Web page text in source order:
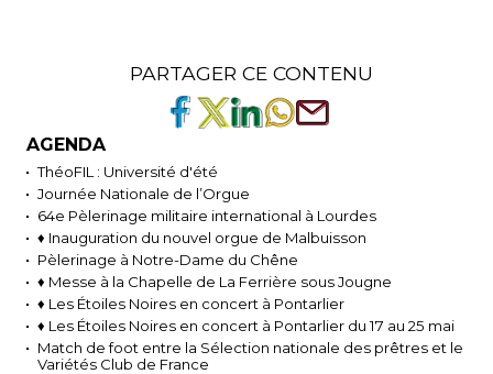
PARTAGER CE CONTENU
AGENDA
ThéoFIL : Université d'été
Journée Nationale de l’Orgue
64e Pèlerinage militaire international à Lourdes
♦ Inauguration du nouvel orgue de Malbuisson
Pèlerinage à Notre-Dame du Chêne
♦ Messe à la Chapelle de La Ferrière sous Jougne
♦ Les Étoiles Noires en concert à Pontarlier
♦ Les Étoiles Noires en concert à Pontarlier du 17 au 25 mai
Match de foot entre la Sélection nationale des prêtres et le
Variétés Club de France